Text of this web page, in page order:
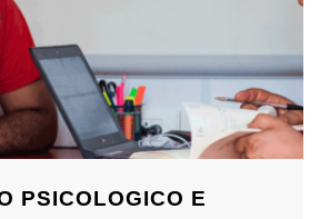
PSICOLOGICO E